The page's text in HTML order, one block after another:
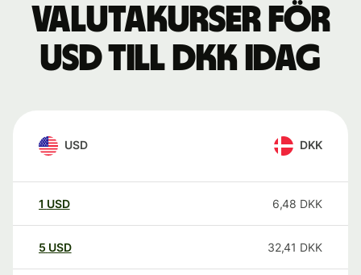
Valutakurser för
USD till DKK idag
USD DKK
1 USD 6,48 DKK
5 USD 32,41 DKK